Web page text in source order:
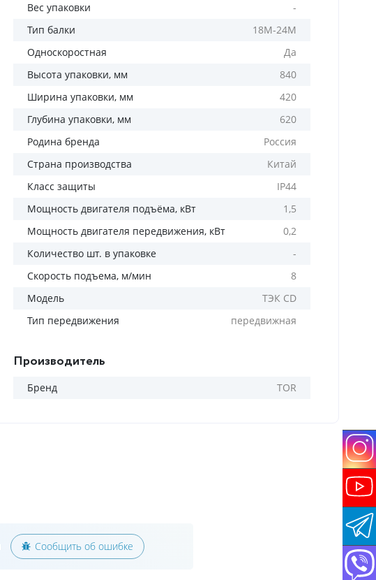
Вес упаковки
-
Тип балки
18М-24М
Односкоростная
Да
Высота упаковки, мм
840
Ширина упаковки, мм
420
Глубина упаковки, мм
620
Родина бренда
Россия
Страна производства
Китай
Класс защиты
IP44
Мощность двигателя подъёма, кВт
1,5
Мощность двигателя передвижения, кВт
0,2
Количество шт. в упаковке
-
Скорость подъема, м/мин
8
Модель
ТЭК CD
Тип передвижения
передвижная
Производитель
Бренд TOR
Сообщить об ошибке